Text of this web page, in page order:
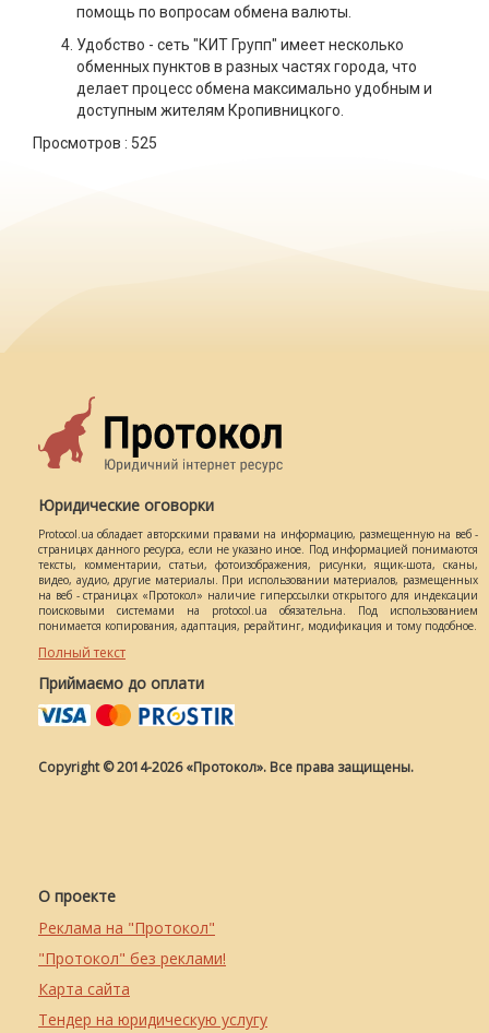
помощь по вопросам обмена валюты.
Удобство - сеть "КИТ Групп" имеет несколько
обменных пунктов в разных частях города, что
делает процесс обмена максимально удобным и
доступным жителям Кропивницкого.
Просмотров : 525
Юридические оговорки
Protocol.ua обладает авторскими правами на информацию, размещенную на веб -
страницах данного ресурса, если не указано иное. Под информацией понимаются
тексты, комментарии, статьи, фотоизображения, рисунки, ящик-шота, сканы,
видео, аудио, другие материалы. При использовании материалов, размещенных
на веб - страницах «Протокол» наличие гиперссылки открытого для индексации
поисковыми системами на protocol.ua обязательна. Под использованием
понимается копирования, адаптация, рерайтинг, модификация и тому подобное.
Полный текст
Приймаємо до оплати
Copyright © 2014-2026 «Протокол». Все права защищены.
О проекте
Реклама на "Протокол"
"Протокол" без реклами!
Карта сайта
Тендер на юридическую услугу